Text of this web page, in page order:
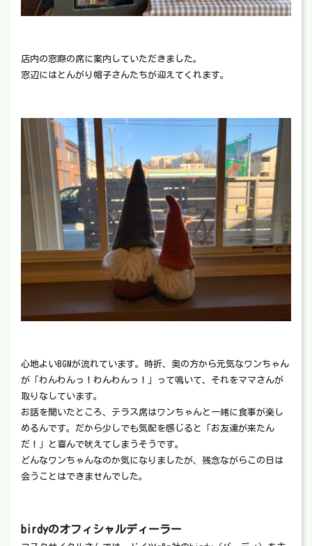
店内の窓際の席に案内していただきました。
窓辺にはとんがり帽子さんたちが迎えてくれます。
心地よいBGMが流れています。時折、奥の方から元気なワンちゃん
が「わんわんっ！わんわんっ！」って鳴いて、それをママさんが
取りなしています。
お話を聞いたところ、テラス席はワンちゃんと一緒に食事が楽し
めるんです。だから少しでも気配を感じると「お友達が来たん
だ！」と喜んで吠えてしまうそうです。
どんなワンちゃんなのか気になりましたが、残念ながらこの日は
会うことはできませんでした。
birdyのオフィシャルディーラー